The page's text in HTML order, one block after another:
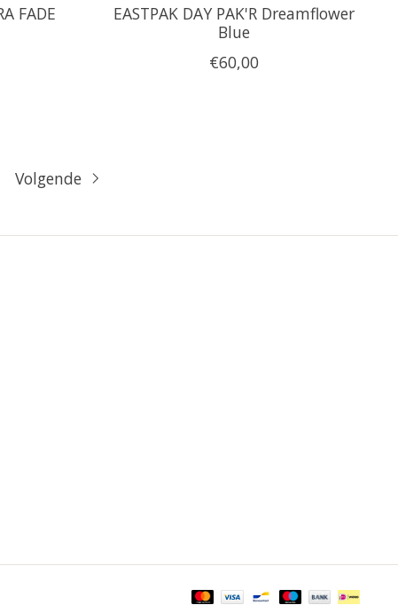
FADE
EASTPAK DAY PAK'R Dreamflower
Blue
€60,00
Volgende